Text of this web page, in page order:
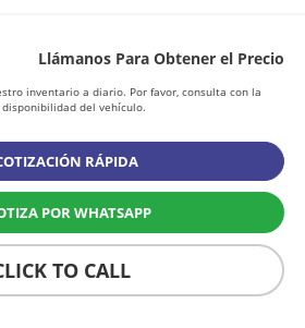
Llámanos Para Obtener el Precio
inventario a diario. Por favor, consulta con la
del vehículo.
RÁPIDA
POR WHATSAPP
TO CALL